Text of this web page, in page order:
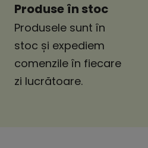
Produse în stoc
Produsele sunt în
stoc și expediem
comenzile în fiecare
zi lucrătoare.